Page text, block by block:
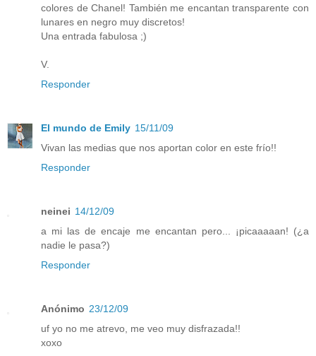
colores de Chanel! También me encantan transparente con
lunares en negro muy discretos!
Una entrada fabulosa ;)
V.
Responder
El mundo de Emily 15/11/09
Vivan las medias que nos aportan color en este frío!!
Responder
neinei 14/12/09
a mi las de encaje me encantan pero... ¡picaaaaan! (¿a
nadie le pasa?)
Responder
Anónimo 23/12/09
uf yo no me atrevo, me veo muy disfrazada!!
xoxo